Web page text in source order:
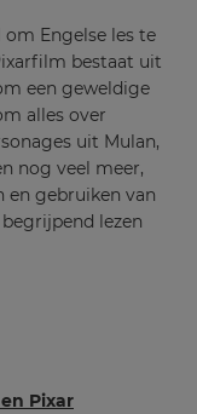
Engelse les te
bestaat uit
een geweldige
alles over
uit Mulan,
nog veel meer,
en gebruiken van
lezen
Pixar